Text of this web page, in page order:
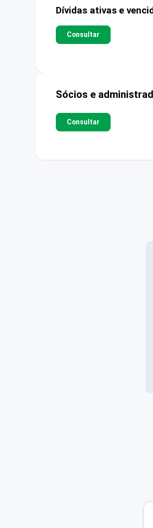
Dívidas ativas e
Consultar
Sócios e
Consultar